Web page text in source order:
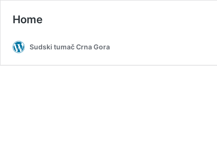
Home
Sudski tumač Crna Gora